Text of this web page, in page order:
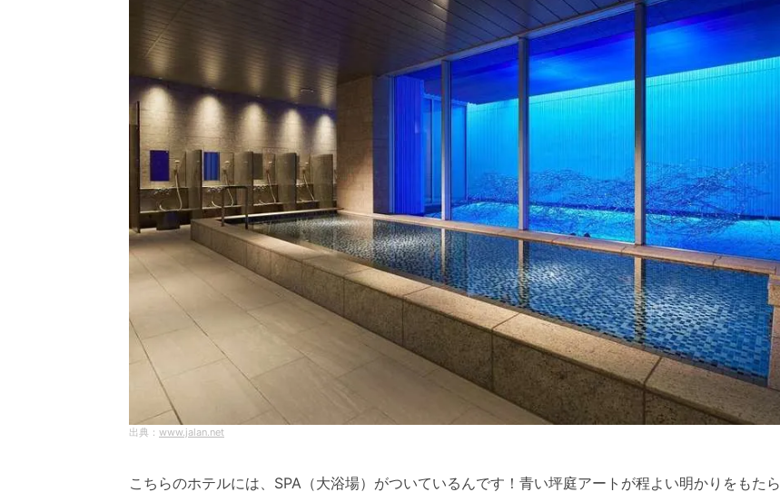
www.jalan.net
こちらのホテルには、SPA（大浴場）がついているんです！青い坪庭アートが程よい明かりをもたら